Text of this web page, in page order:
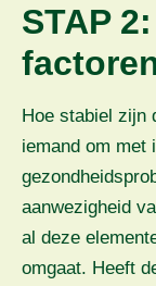
STAP
Hoe stabiel zijn
iemand om met
aanwezigheid
al deze
omgaat. Heeft